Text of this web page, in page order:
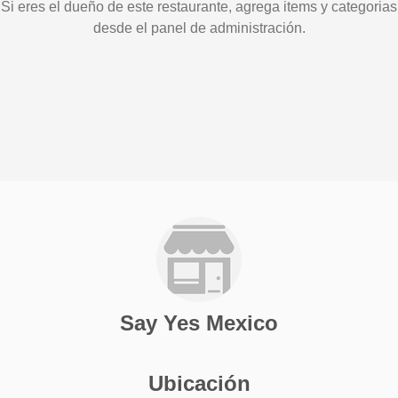
Si eres el dueño de este restaurante, agrega items y categorias
desde el panel de administración.
Say Yes Mexico
Ubicación